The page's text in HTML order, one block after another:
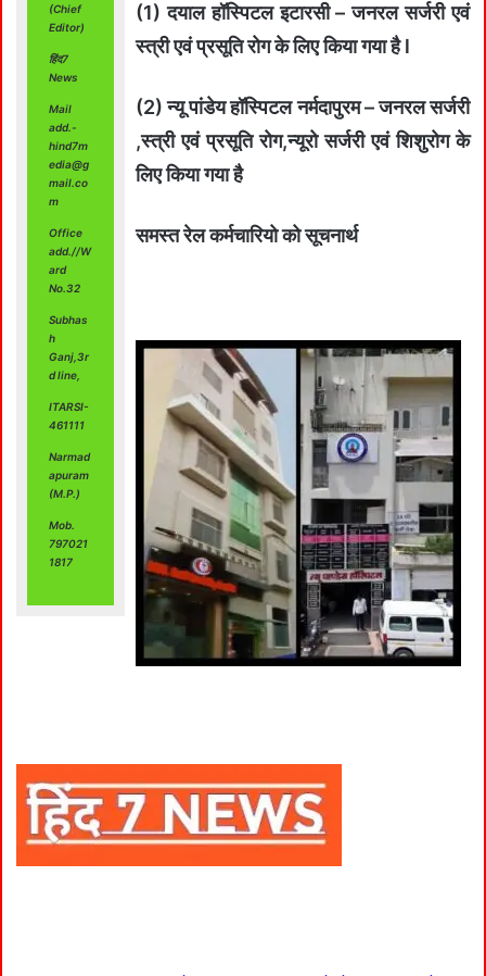
(Chief
Editor)
हिंद7
News
Mail
add.-
hind7m
edia@g
mail.co
m
Office
add.//W
ard
No.32
Subhas
h
Ganj,3r
d line,
ITARSI-
461111
Narmad
apuram
(M.P.)
Mob.
797021
1817
(1) दयाल हॉस्पिटल इटारसी – जनरल सर्जरी एवं
स्त्री एवं प्रसूति रोग के लिए किया गया है l
(2) न्यू पांडेय हॉस्पिटल नर्मदापुरम – जनरल सर्जरी
,स्त्री एवं प्रसूति रोग,न्यूरो सर्जरी एवं शिशुरोग के
लिए किया गया है
समस्त रेल कर्मचारियो को सूचनार्थ